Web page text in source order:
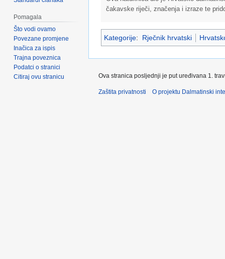
čakavske riječi, značenja i izraze te
Kategorije: Rječnik hrvatski
Pomagala
Što vodi ovamo
Povezane promjene
Inačica za ispis
Trajna poveznica
Podatci o stranici
Citiraj ovu stranicu
Ova stranica posljednji je put uređivana 1.
Zaštita privatnosti O projektu Dalmatinski